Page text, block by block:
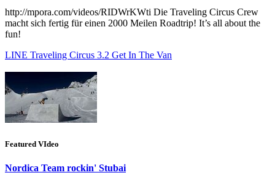
http://mpora.com/videos/RIDWrKWti Die Traveling Circus Crew
macht sich fertig für einen 2000 Meilen Roadtrip! It’s all about the
fun!
LINE Traveling Circus 3.2 Get In The Van
Featured VIdeo
Nordica Team rockin' Stubai